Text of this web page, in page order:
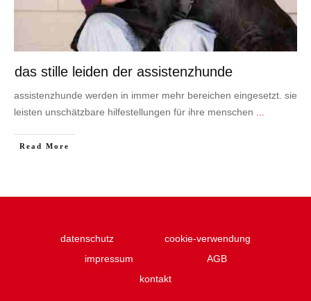
das stille leiden der assistenzhunde
assistenzhunde werden in immer mehr bereichen eingesetzt. sie
leisten unschätzbare hilfestellungen für ihre menschen
Read More
datenschutz
cookie-verwendung
impressum
AGB
kontakt